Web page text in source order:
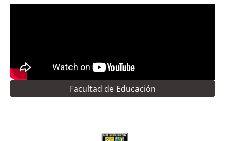
Facultad de Educación